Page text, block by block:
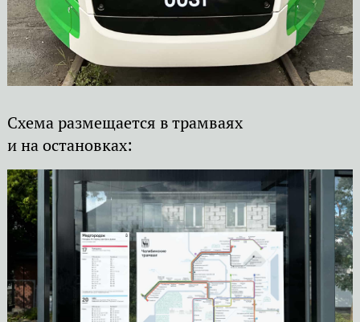
Схема размещается в трамваях
и на остановках: